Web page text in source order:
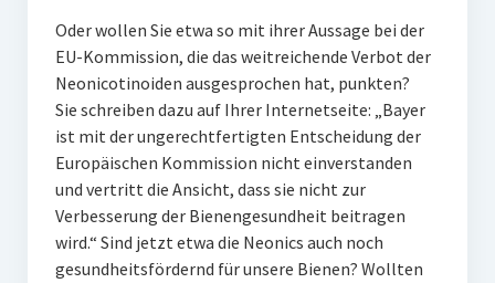
Oder wollen Sie etwa so mit ihrer Aussage bei der
EU-Kommission, die das weitreichende Verbot der
Neonicotinoiden ausgesprochen hat, punkten?
Sie schreiben dazu auf Ihrer Internetseite: „Bayer
ist mit der ungerechtfertigten Entscheidung der
Europäischen Kommission nicht einverstanden
und vertritt die Ansicht, dass sie nicht zur
Verbesserung der Bienengesundheit beitragen
wird.“ Sind jetzt etwa die Neonics auch noch
gesundheitsfördernd für unsere Bienen? Wollten